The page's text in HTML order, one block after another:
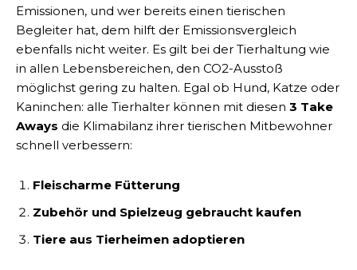
Emissionen, und wer bereits einen tierischen
Begleiter hat, dem hilft der Emissionsvergleich
ebenfalls nicht weiter. Es gilt bei der Tierhaltung wie
in allen Lebensbereichen, den CO2-Ausstoß
möglichst gering zu halten. Egal ob Hund, Katze oder
Kaninchen: alle Tierhalter können mit diesen 3 Take
Aways die Klimabilanz ihrer tierischen Mitbewohner
schnell verbessern:
Fleischarme Fütterung
Zubehör und Spielzeug gebraucht kaufen
Tiere aus Tierheimen adoptieren